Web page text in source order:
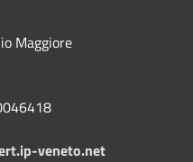
Maggiore
veneto.net